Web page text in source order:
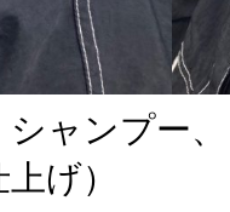
シャンプー
げ）